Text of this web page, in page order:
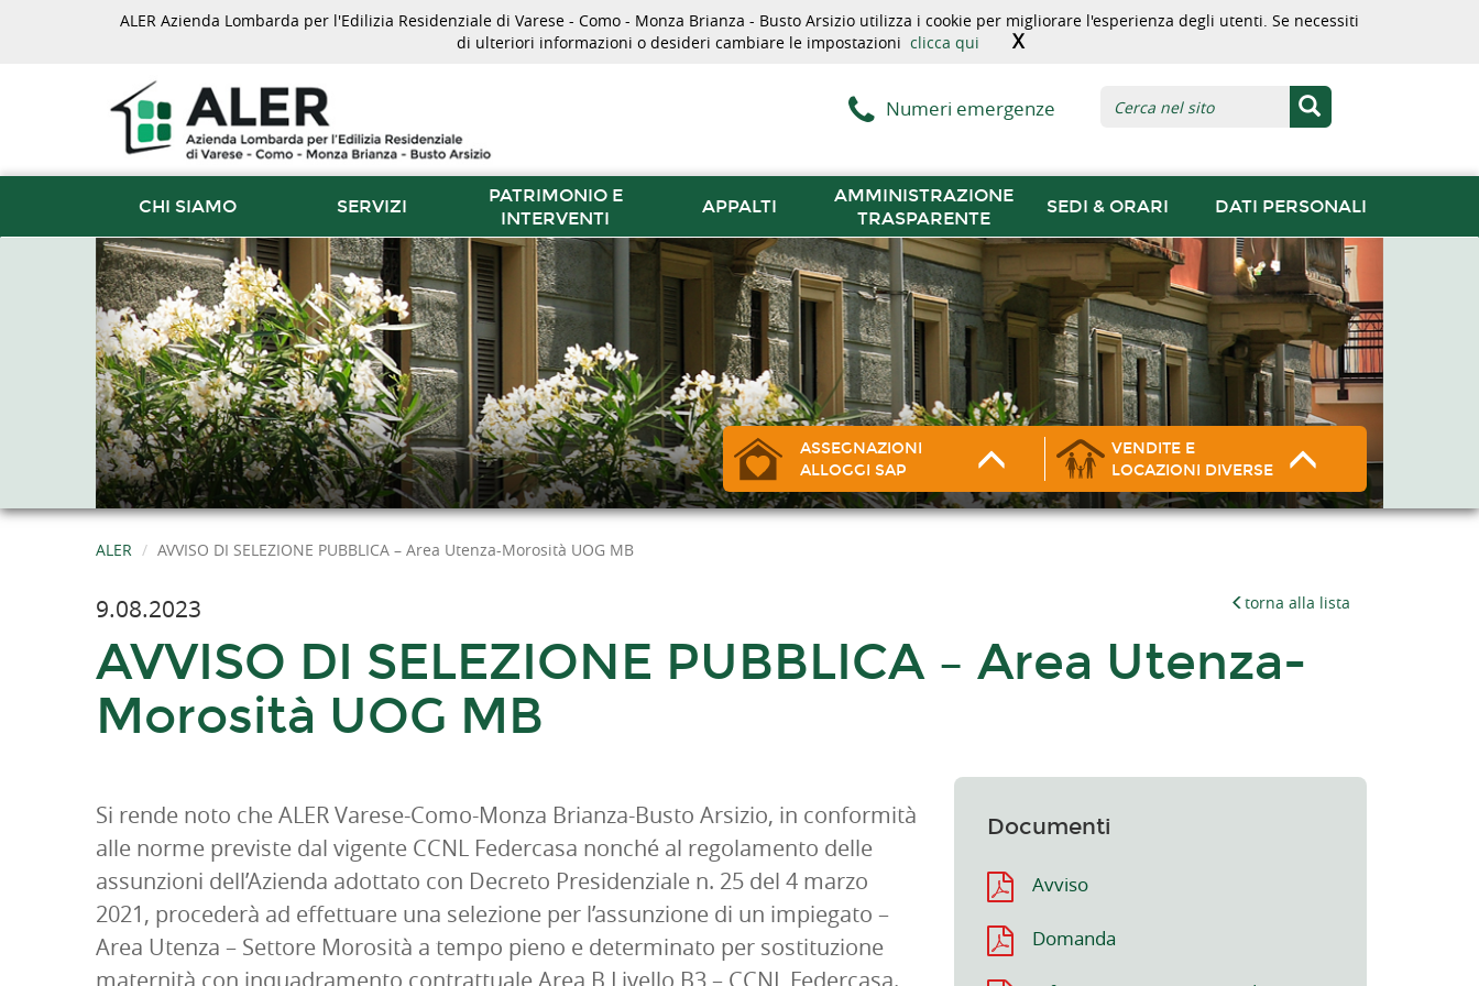
ALER Azienda Lombarda per l'Edilizia Residenziale di Varese - Como - Monza Brianza - Busto Arsizio utilizza i cookie per migliorare l'esperienza degli utenti. Se necessiti
di ulteriori informazioni o desideri cambiare le impostazioni clicca qui X
Numeri emergenze
CHI SIAMO SERVIZI
PATRIMONIO E
INTERVENTI
APPALTI
AMMINISTRAZIONE
TRASPARENTE
SEDI & ORARI DATI PERSONALI
ASSEGNAZIONI
ALLOGGI SAP
VENDITE E
LOCAZIONI DIVERSE
ALER AVVISO DI SELEZIONE PUBBLICA – Area Utenza-Morosità UOG MB
9.08.2023 torna alla lista
AVVISO DI SELEZIONE PUBBLICA – Area Utenza-
Morosità UOG MB
Si rende noto che ALER Varese-Como-Monza Brianza-Busto Arsizio, in conformità
alle norme previste dal vigente CCNL Federcasa nonché al regolamento delle
assunzioni dell’Azienda adottato con Decreto Presidenziale n. 25 del 4 marzo
2021, procederà ad effettuare una selezione per l’assunzione di un impiegato –
Area Utenza – Settore Morosità a tempo pieno e determinato per sostituzione
Documenti
Avviso
Domanda